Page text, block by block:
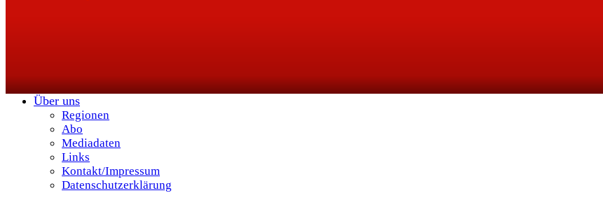
Über uns
Regionen
Abo
Mediadaten
Links
Kontakt/Impressum
Datenschutzerklärung